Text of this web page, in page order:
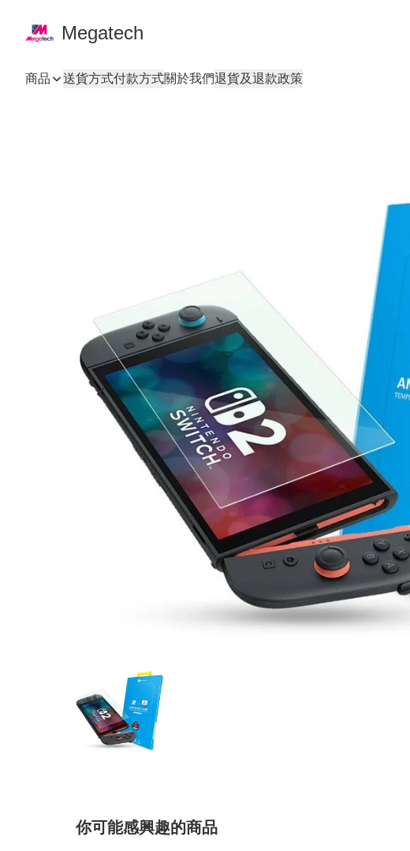
Megatech
商品 送貨方式付款方式關於我們退貨及退款政策
你可能感興趣的商品